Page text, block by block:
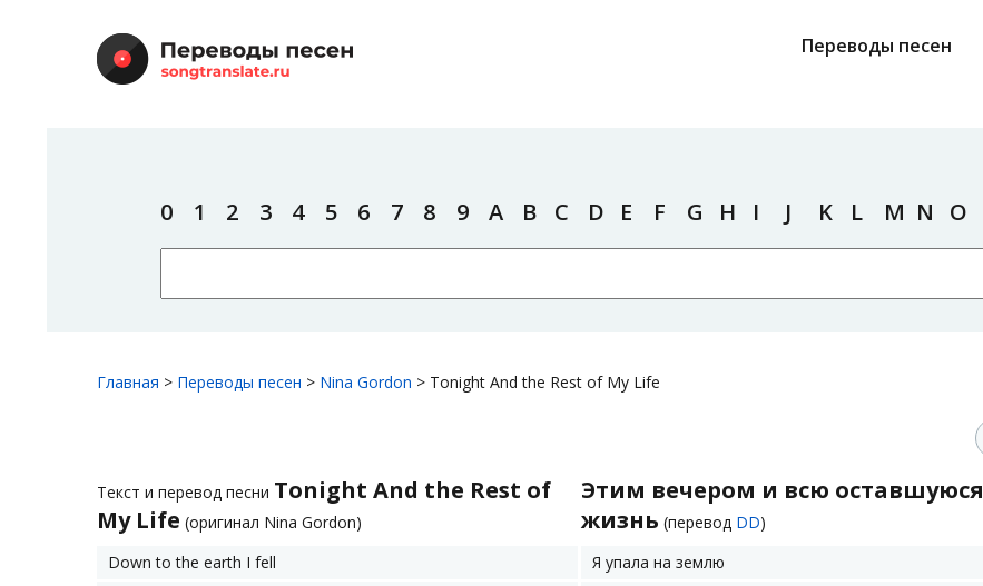
Переводы песен
0 1 2 3 4 5 6 7 8 9 A B C D E F G H I J K L M N O
Главная > Переводы песен > Nina Gordon > Tonight And the Rest of My Life
Текст и перевод песни Tonight And the Rest of
My Life (оригинал Nina Gordon)
Этим вечером и всю оставшуюся
жизнь (перевод DD)
Down to the earth I fell
Я упала на землю